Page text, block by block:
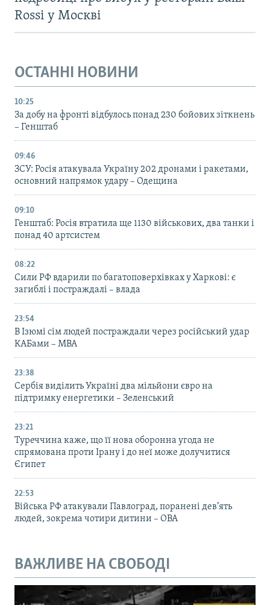
Rossi у Москві
ОСТАННІ НОВИНИ
10:25
За добу на фронті відбулось понад 230 бойових зіткнень
– Генштаб
09:46
ЗСУ: Росія атакувала Україну 202 дронами і ракетами,
основний напрямок удару – Одещина
09:10
Генштаб: Росія втратила ще 1130 військових, два танки і
понад 40 артсистем
08:22
Сили РФ вдарили по багатоповерхівках у Харкові: є
загиблі і постраждалі – влада
23:54
В Ізюмі сім людей постраждали через російський удар
КАБами – МВА
23:38
Сербія виділить Україні два мільйони євро на
підтримку енергетики – Зеленський
23:21
Туреччина каже, що її нова оборонна угода не
спрямована проти Ірану і до неї може долучитися
Єгипет
22:53
Війська РФ атакували Павлоград, поранені дев’ять
людей, зокрема чотири дитини – ОВА
ВАЖЛИВЕ НА СВОБОДІ